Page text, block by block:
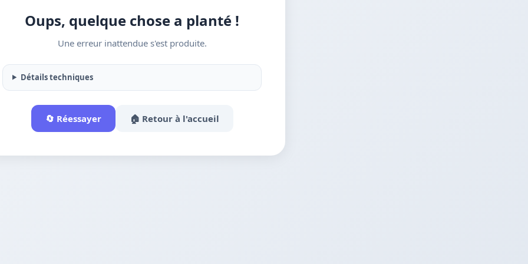
Oups, quelque chose a planté !
Une erreur inattendue s'est produite.
Détails techniques
🔄 Réessayer 🏠 Retour à l'accueil